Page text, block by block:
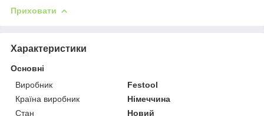
Приховати
Характеристики
Основні
Виробник
Festool
Країна виробник
Німеччина
Стан
Новий